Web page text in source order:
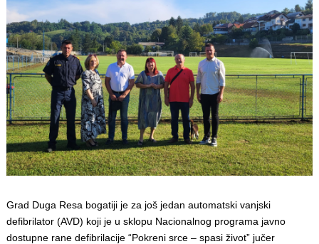
Grad Duga Resa bogatiji je za još jedan automatski vanjski
defibrilator (AVD) koji je u sklopu Nacionalnog programa javno
dostupne rane defibrilacije “Pokreni srce – spasi život” jučer